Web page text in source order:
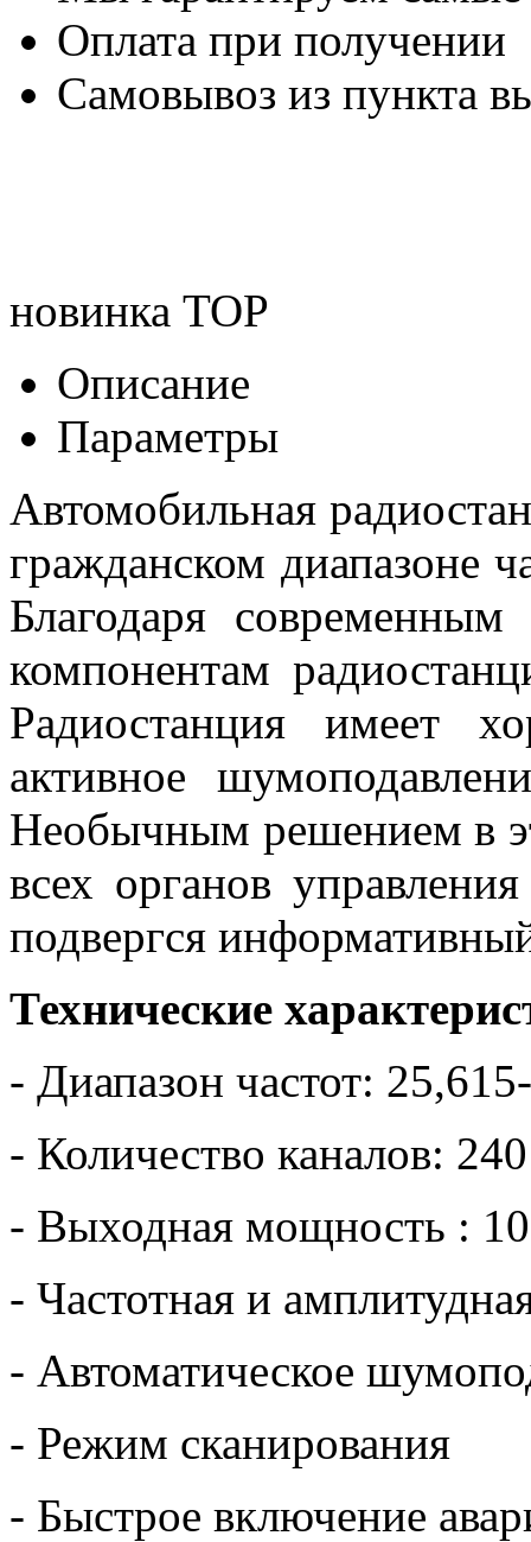
Оплата при получении
Самовывоз из пункта
новинка TOP
Описание
Параметры
Автомобильная
гражданском диапазоне
Благодаря
компонентам
Радиостанция имеет
активное
Необычным решением в
всех органов
подвергся
Технические
- Диапазон частот:
- Количество каналов:
- Выходная мощность :
- Частотная и
- Автоматическое
- Режим сканирования
- Быстрое включение